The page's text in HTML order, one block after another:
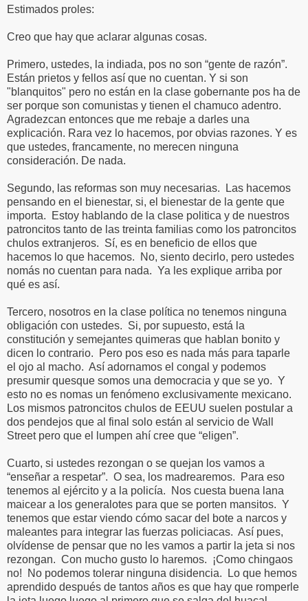
Estimados proles:
Creo que hay que aclarar algunas cosas.
Primero, ustedes, la indiada, pos no son “gente de razón”.
Están prietos y fellos así que no cuentan. Y si son
"blanquitos" pero no están en la clase gobernante pos ha de
ser porque son comunistas y tienen el chamuco adentro.
Agradezcan entonces que me rebaje a darles una
explicación. Rara vez lo hacemos, por obvias razones. Y es
que ustedes, francamente, no merecen ninguna
consideración. De nada.
Segundo, las reformas son muy necesarias.
Las hacemos
pensando en el bienestar, si, el bienestar de la gente que
importa.
Estoy hablando de la clase politica y de nuestros
patroncitos tanto de las treinta familias como los patroncitos
chulos extranjeros. Sí, es en beneficio de ellos que
hacemos lo que hacemos.
No, siento decirlo, pero ustedes
nomás no cuentan para nada. Ya les explique arriba por
qué es así.
Tercero, nosotros en la clase política no tenemos ninguna
obligación con ustedes. Si, por supuesto, está la
constitución y semejantes quimeras que hablan bonito y
dicen lo contrario.
Pero pos eso es nada más para taparle
el ojo al macho. Así adornamos el congal y podemos
presumir quesque somos una democracia y que se yo. Y
esto no es nomas un fenómeno exclusivamente mexicano.
Los mismos patroncitos chulos de EEUU suelen postular a
dos pendejos que al final solo están al servicio de Wall
Street pero que el lumpen ahí cree que “eligen”.
Cuarto, si ustedes rezongan o se quejan los vamos a
“enseñar a respetar”. O sea, los madrearemos.
Para eso
tenemos al ejército y a la policía.
Nos cuesta buena lana
maicear a los generalotes para que se porten mansitos. Y
tenemos que estar viendo cómo sacar del bote a narcos y
maleantes para integrar las fuerzas policiacas. Así pues,
olvídense de pensar que no les vamos a partir la jeta si nos
rezongan. Con mucho gusto lo haremos.
¡Como chingaos
no!
No podemos tolerar ninguna disidencia.
Lo que hemos
aprendido después de tantos años es que hay que romperle